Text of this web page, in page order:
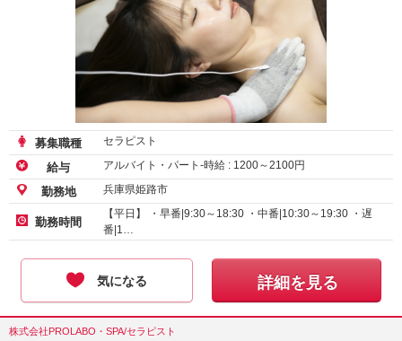
募集職種 セラピスト
給与 アルバイト・パート-時給 : 1200～2100円
勤務地 兵庫県姫路市
勤務時間
【平日】 ・早番|9:30～18:30 ・中番|10:30～19:30 ・遅
番|1…
気になる 詳細を見る
株式会社PROLABO・SPA/セラピスト